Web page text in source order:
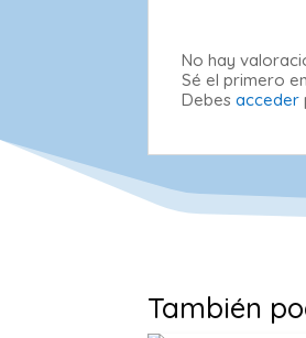
No hay
Sé el primero
Debesacceder
También